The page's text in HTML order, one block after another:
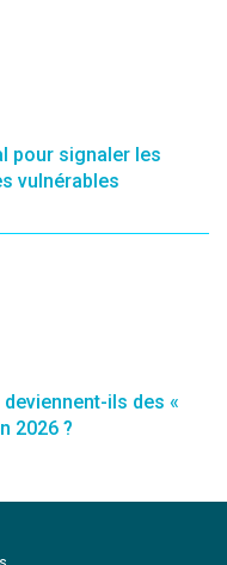
pour signaler les
vulnérables
ils des «
2026 ?